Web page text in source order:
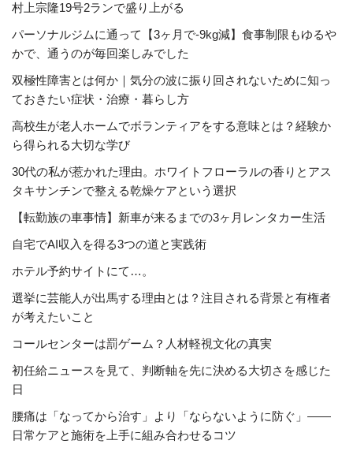
村上宗隆19号2ランで盛り上がる
パーソナルジムに通って【3ヶ月で-9kg減】食事制限もゆるや
かで、通うのが毎回楽しみでした
双極性障害とは何か｜気分の波に振り回されないために知っ
ておきたい症状・治療・暮らし方
高校生が老人ホームでボランティアをする意味とは？経験か
ら得られる大切な学び
30代の私が惹かれた理由。ホワイトフローラルの香りとアス
タキサンチンで整える乾燥ケアという選択
【転勤族の車事情】新車が来るまでの3ヶ月レンタカー生活
自宅でAI収入を得る3つの道と実践術
ホテル予約サイトにて…。
選挙に芸能人が出馬する理由とは？注目される背景と有権者
が考えたいこと
コールセンターは罰ゲーム？人材軽視文化の真実
初任給ニュースを見て、判断軸を先に決める大切さを感じた
日
腰痛は「なってから治す」より「ならないように防ぐ」――
日常ケアと施術を上手に組み合わせるコツ